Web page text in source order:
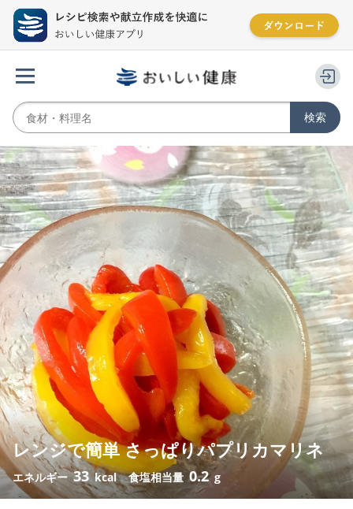
レンジで簡単 さっぱりパプリカマリネ
エネルギー33 kcal 食塩相当量 0.2 g